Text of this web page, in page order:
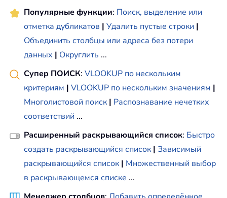
Популярные функции: Поиск, выделение или
отметка дубликатов | Удалить пустые строки |
Объединить столбцы или адреса без потери
данных | Округлить ...
Супер ПОИСК: VLOOKUP по нескольким
критериям | VLOOKUP по нескольким значениям |
Многолистовой поиск | Распознавание нечетких
соответствий ...
Расширенный раскрывающийся список: Быстро
создать раскрывающийся список | Зависимый
раскрывающийся список | Множественный выбор
в раскрывающемся списке ...